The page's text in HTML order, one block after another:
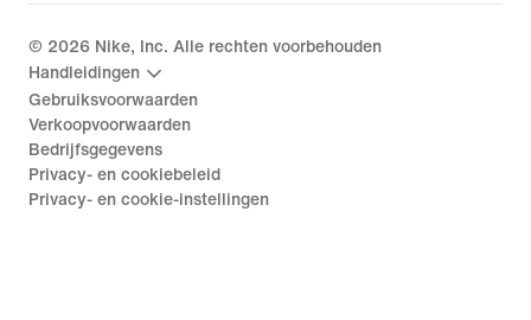
© 2026 Nike, Inc. Alle rechten voorbehouden
Handleidingen
Gebruiksvoorwaarden
Verkoopvoorwaarden
Bedrijfsgegevens
Privacy- en cookiebeleid
Privacy- en cookie-instellingen